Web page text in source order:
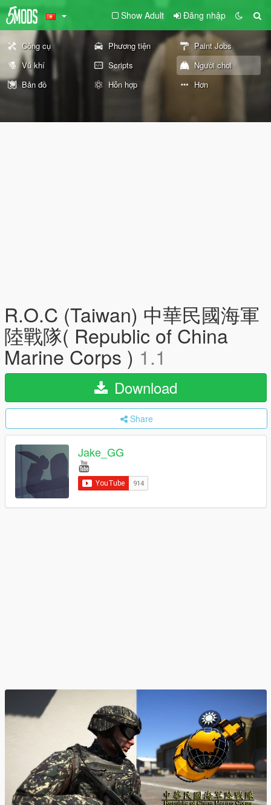
Show Adult Đăng nhập
Công cụ Phương tiện
Paint Jobs
Vũ khí
Scripts
Người chơi
Bản đồ
Hỗn hợp Hơn
R.O.C (Taiwan) 中華民國海軍
陸戰隊( Republic of China
Marine Corps ) 1.1
Download
Share
Jake_GG